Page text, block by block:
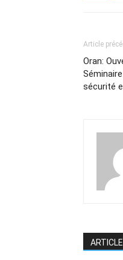
Article
Oran:
sécurité